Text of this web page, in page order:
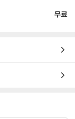
무료